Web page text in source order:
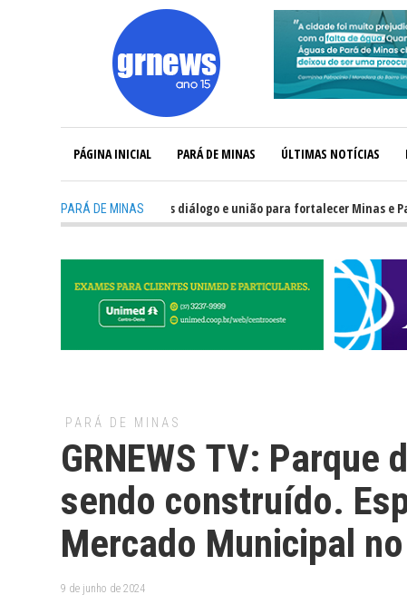
PÁGINA INICIAL PARÁ DE MINAS ÚLTIMAS NOTÍCIAS
PARÁ DE MINAS
Política precisa de mais diálogo e união para fortalecer Minas e Pará
PARÁ DE MINAS
GRNEWS TV:
sendo construído.
Mercado Municipal
9 de junho de 2024